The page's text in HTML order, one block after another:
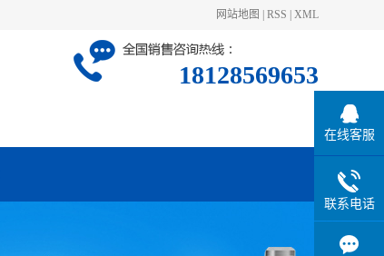
网站地图 RSS XML
18128569653
在线客服
联系电话